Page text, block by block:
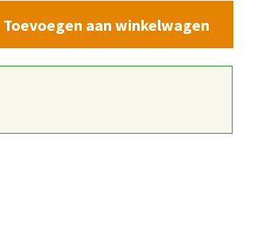
Toevoegen aan winkelwagen